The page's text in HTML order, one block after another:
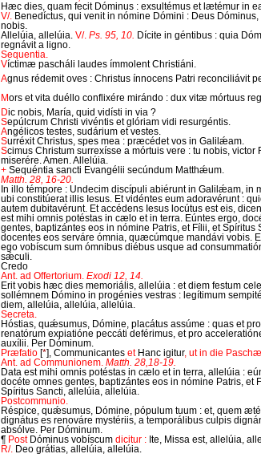
Hæc dies, quam fecit Dóminus : exsultémus et lætémur in
V/. Benedíctus, qui venit in nómine Dómini : Deus Dóminus,
nobis.
Allelúia, allelúia. V/. Ps. 95, 10. Dícite in géntibus : quia
regnávit a ligno.
Sequentia.
Víctimæ pascháli laudes ímmolent Christiáni.
Agnus rédemit oves : Christus ínnocens Patri reconciliávit
Mors et vita duéllo conflixére mirándo : dux vitæ mórtuus
Dic nobis, María, quid vidísti in via ?
Sepúlcrum Christi vivéntis et glóriam vidi resurgéntis.
Angélicos testes, sudárium et vestes.
Surréxit Christus, spes mea : præcédet vos in Galilǽam.
Scimus Christum surrexísse a mórtuis vere : tu nobis, victor
miserére. Amen. Allelúia.
+ Sequéntia sancti Evangélii secúndum Matthǽum.
Matth. 28, 16-20.
In illo témpore : Undecim discípuli abiérunt in Galilǽam, in
ubi constitúerat illis Iesus. Et vidéntes eum adoravérunt :
autem dubitavérunt. Et accédens Iesus locútus est eis,
est mihi omnis potéstas in cælo et in terra. Eúntes ergo,
gentes, baptizántes eos in nómine Patris, et Fílii, et Spíritus
docentes eos serváre ómnia, quæcúmque mandávi vobis.
ego vobíscum sum ómnibus diébus usque ad
sǽculi.
Credo
Ant. ad Offertorium. Exodi 12, 14.
Erit vobis hæc dies memoriális, allelúia : et diem festum
sollémnem Dómino in progénies vestras : legítimum
diem, allelúia, allelúia, allelúia.
Secreta.
Hóstias, quǽsumus, Dómine, placátus assúme : quas et pro
renatórum expiatióne peccáti deférimus, et pro
auxílii. Per Dóminum.
Præfatio [*], Communicantes etHanc igitur, ut in die
Ant. ad Communionem. Matth. 28,18-19.
Data est mihi omnis potéstas in cælo et in terra, allelúia :
docéte omnes gentes, baptizántes eos in nómine Patris, et
Spíritus Sancti, allelúia, allelúia.
Postcommunio.
Réspice, quǽsumus, Dómine, pópulum tuum : et, quem
dignátus es renováre mystériis, a temporálibus culpis
absólve. Per Dóminum.
¶ PostDóminus vobíscum dicitur : Ite, Missa est, allelúia,
R/. Deo grátias, allelúia, allelúia.